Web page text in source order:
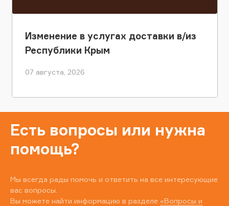
Изменение в услугах доставки в/из
Республики Крым
07 августа, 2026
Есть вопросы или нужна
помощь?
Мы всегда рады помочь и ответить на все интересующие
вас вопросы.
Вы можете найти информацию в разделе «Вопросы и